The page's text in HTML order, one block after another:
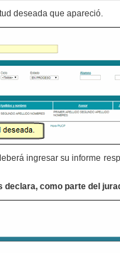
deseada que apareció.
ingresar su informe
declara, como parte del